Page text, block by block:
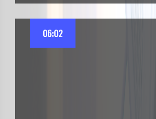
06:02